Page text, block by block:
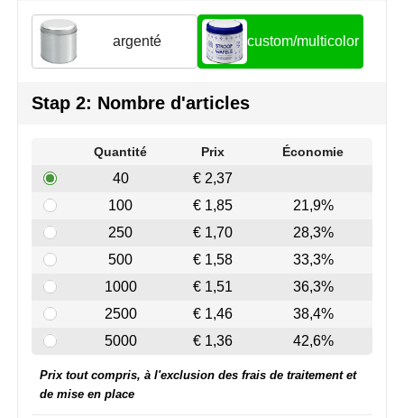
Vêtements de travail
Marksman
Marvin's
Mentos
Mepal
MiniMAX
Moleskine
argenté custom/multicolor
Stap 2: Nombre d'articles
Quantité Prix Économie
40
€ 2,37
100
€ 1,85
21,9%
250
€ 1,70
28,3%
500
€ 1,58
33,3%
1000
€ 1,51
36,3%
2500
€ 1,46
38,4%
5000
€ 1,36 42,6%
Prix tout compris, à l'exclusion des frais de traitement et
de mise en place